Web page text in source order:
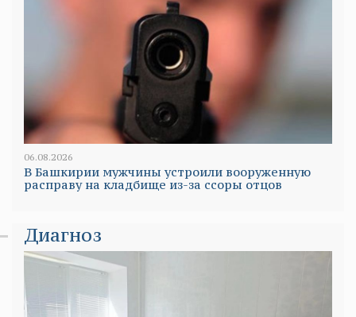
06.08.2026
В Башкирии мужчины устроили вооруженную
расправу на кладбище из-за ссоры отцов
Диагноз